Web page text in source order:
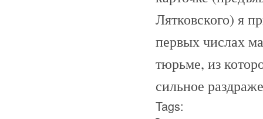
Лятковского) я
первых числах
тюрьме, из
сильное
Tags: